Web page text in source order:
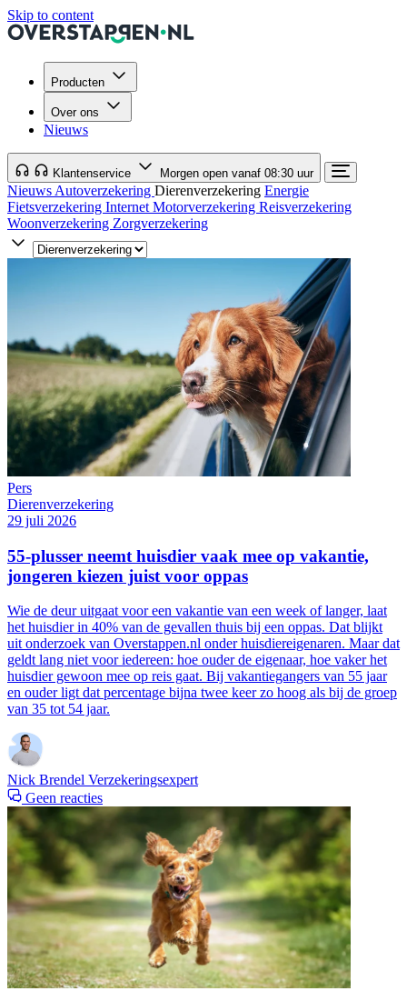
Skip to content
Producten
Over ons
Nieuws
Klantenservice Morgen open vanaf 08:30 uur
Nieuws Autoverzekering Dierenverzekering Energie
Fietsverzekering Internet Motorverzekering Reisverzekering
Woonverzekering Zorgverzekering
Pers
Dierenverzekering
29 juli 2026
55-plusser neemt huisdier vaak mee op vakantie,
jongeren kiezen juist voor oppas
Wie de deur uitgaat voor een vakantie van een week of langer, laat
het huisdier in 40% van de gevallen thuis bij een oppas. Dat blijkt
uit onderzoek van Overstappen.nl onder huisdiereigenaren. Maar dat
geldt lang niet voor iedereen: hoe ouder de eigenaar, hoe vaker het
huisdier gewoon mee op reis gaat. Bij vakantiegangers van 55 jaar
en ouder ligt dat percentage bijna twee keer zo hoog als bij de groep
van 35 tot 54 jaar.
Nick Brendel Verzekeringsexpert
Geen reacties